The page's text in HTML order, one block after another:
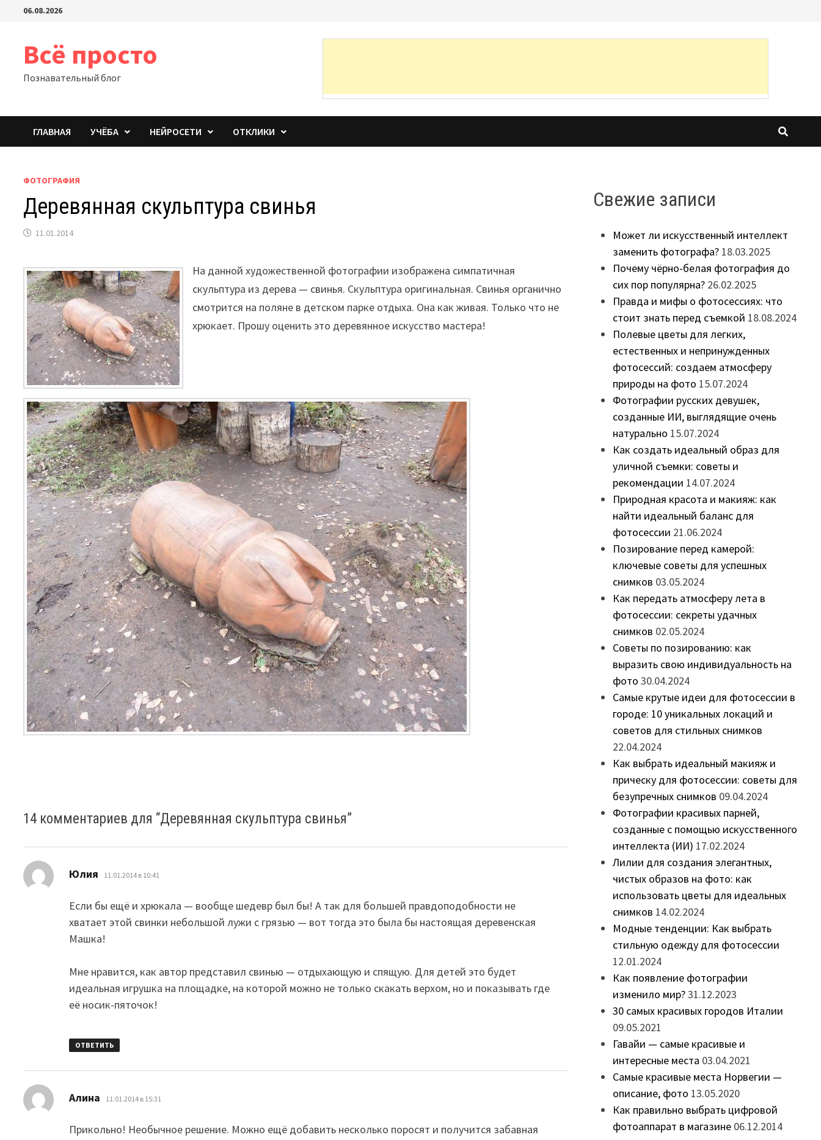
Перейти06.08.2026
Всё просто
Познавательный блог
ГЛАВНАЯ УЧЁБА НЕЙРОСЕТИ ОТКЛИКИ
ФОТОГРАФИЯ
Деревянная скульптура свинья
11.01.2014
На данной художественной фотографии изображена симпатичная
скульптура из дерева — свинья. Скульптура оригинальная. Свинья органично
смотрится на поляне в детском парке отдыха. Она как живая. Только что не
хрюкает. Прошу оценить это деревянное искусство мастера!
14 комментариев для “Деревянная скульптура свинья”
Юлия 11.01.2014 в 10:41
Если бы ещё и хрюкала — вообще шедевр был бы! А так для большей правдоподобности не
хватает этой свинки небольшой лужи с грязью — вот тогда это была бы настоящая деревенская
Машка!
Мне нравится, как автор представил свинью — отдыхающую и спящую. Для детей это будет
идеальная игрушка на площадке, на которой можно не только скакать верхом, но и показывать где
её носик-пяточок!
ОТВЕТИТЬ
Алина 11.01.2014 в 15:31
Прикольно! Необычное решение. Можно ещё добавить несколько поросят и получится забавная
Свежие записи
Может ли искусственный интеллект
заменить фотографа? 18.03.2025
Почему чёрно-белая фотография до
сих пор популярна? 26.02.2025
Правда и мифы о фотосессиях: что
стоит знать перед съемкой 18.08.2024
Полевые цветы для легких,
естественных и непринужденных
фотосессий: создаем атмосферу
природы на фото 15.07.2024
Фотографии русских девушек,
созданные ИИ, выглядящие очень
натурально 15.07.2024
Как создать идеальный образ для
уличной съемки: советы и
рекомендации 14.07.2024
Природная красота и макияж: как
найти идеальный баланс для
фотосессии 21.06.2024
Позирование перед камерой:
ключевые советы для успешных
снимков 03.05.2024
Как передать атмосферу лета в
фотосессии: секреты удачных
снимков 02.05.2024
Советы по позированию: как
выразить свою индивидуальность на
фото 30.04.2024
Самые крутые идеи для фотосессии в
городе: 10 уникальных локаций и
советов для стильных снимков
22.04.2024
Как выбрать идеальный макияж и
прическу для фотосессии: советы для
безупречных снимков 09.04.2024
Фотографии красивых парней,
созданные с помощью искусственного
интеллекта (ИИ) 17.02.2024
Лилии для создания элегантных,
чистых образов на фото: как
использовать цветы для идеальных
снимков 14.02.2024
Модные тенденции: Как выбрать
стильную одежду для фотосессии
12.01.2024
Как появление фотографии
изменило мир?31.12.2023
30 самых красивых городов Италии
09.05.2021
Гавайи — самые красивые и
интересные места 03.04.2021
Самые красивые места Норвегии —
описание, фото 13.05.2020
Как правильно выбрать цифровой
фотоаппарат в магазине 06.12.2014